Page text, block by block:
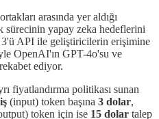
arasında yer aldığı
sürecinin yapay zeka hedeflerini
3'ü API ile geliştiricilerin erişimine
OpenAI'ın GPT-4o'su ve
ediyor.
fiyatlandırma politikası sunan
(input) token başına 3 dolar,
token için ise 15 dolar talep